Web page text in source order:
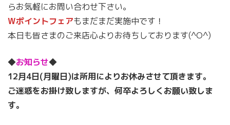
らお気軽にお問い合わせ下さい。
Wポイントフェアもまだまだ実施中です！
本日も皆さまのご来店心よりお待ちしております(^O^)
◆お知らせ◆
12月4日(月曜日)は所用によりお休みさせて頂きます。
ご迷惑をお掛け致しますが、何卒よろしくお願い致しま
す。